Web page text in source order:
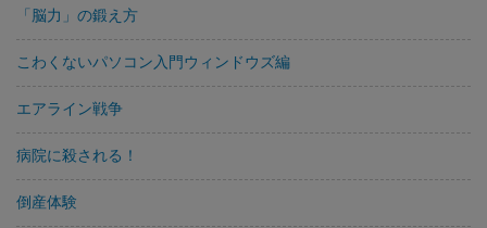
「脳力」の鍛え方
こわくないパソコン入門ウィンドウズ編
エアライン戦争
病院に殺される！
倒産体験